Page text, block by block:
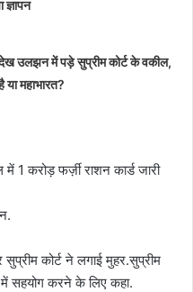
ज्ञापन
देख उलझन में पड़े सुप्रीम कोर्ट के वकील,
महाभारत?
1 करोड़ फर्ज़ी राशन कार्ड जारी
कोर्ट ने लगाई मुहर.सुप्रीम
सहयोग करने के लिए कहा.